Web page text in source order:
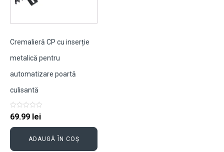
Cremalieră CP cu inserție
metalică pentru
automatizare poartă
culisantă
Evaluat
la
din
69.99 lei
ADAUGĂ ÎN COȘ